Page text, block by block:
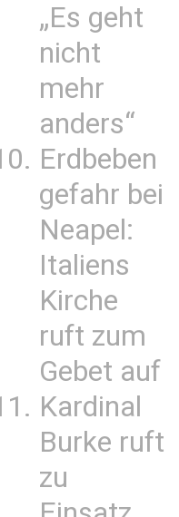
„Es geht
nicht
mehr
anders“
Erdbeben
gefahr bei
Neapel:
Italiens
Kirche
ruft zum
Gebet auf
Kardinal
Burke ruft
zu